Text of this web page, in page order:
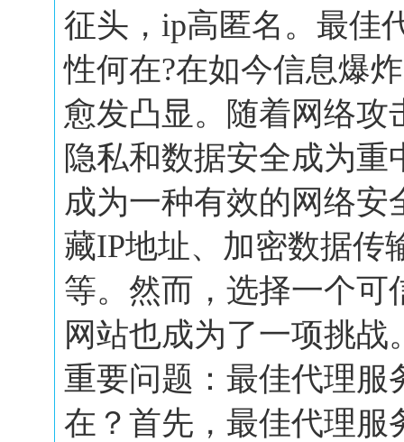
征头，ip高匿名。最佳
性何在?在如今信息爆
愈发凸显。随着网络攻
隐私和数据安全成为
成为一种有效的网络
藏IP地址、加密数据传
等。然而，选择一个可
网站也成为了一项挑
重要问题：最佳代理服
在？首先，最佳代理服